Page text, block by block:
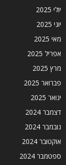
יולי 2025
יוני 2025
מאי 2025
אפריל 2025
מרץ 2025
פברואר 2025
ינואר 2025
דצמבר 2024
נובמבר 2024
אוקטובר 2024
ספטמבר 2024